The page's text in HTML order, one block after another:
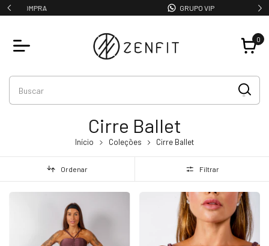
0
Cirre Ballet
Início Coleções Cirre Ballet
Ordenar Filtrar